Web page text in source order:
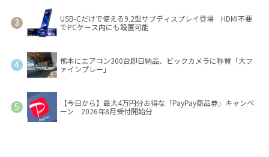
USB-Cだけで使える9.2型サブディスプレイ登場 HDMI不要
でPCケース内にも設置可能
熊本にエアコン300台即日納品、ビックカメラに称賛「大フ
ァインプレー」
【今日から】最大4万円分お得な「PayPay商品券」キャンペ
ーン 2026年8月受付開始分